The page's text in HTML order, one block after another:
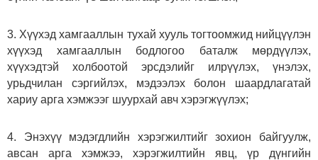
3. Хүүхэд хамгааллын тухай хууль тогтоомжид нийцүүлэн
хүүхэд хамгааллын бодлогоо баталж мөрдүүлэх,
хүүхэдтэй холбоотой эрсдэлийг илрүүлэх, үнэлэх,
урьдчилан сэргийлэх, мэдээлэх болон шаардлагатай
хариу арга хэмжээг шуурхай авч хэрэгжүүлэх;
4. Энэхүү мэдэгдлийн хэрэгжилтийг зохион байгуулж,
авсан арга хэмжээ, хэрэгжилтийн явц, үр дүнгийн